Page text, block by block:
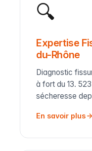
🔍
Expertise
du-Rhône
Diagnostic
à fort du 13.
sécheresse
En savoir plus